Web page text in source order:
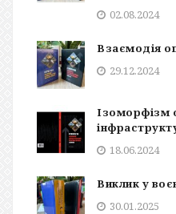
02.08.2024
Взаємодія
29.12.2024
Ізоморфізм
18.06.2024
Виклик у
30.01.2025